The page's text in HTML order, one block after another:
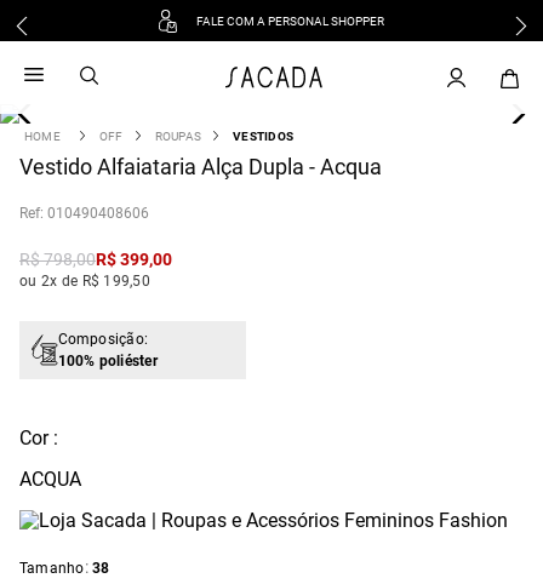
FALE COM A PERSONAL SHOPPER
OFF ROUPAS VESTIDOS
Vestido Alfaiataria Alça Dupla - Acqua
: 010490408606
R$798,00R$399,00
ou 2x de R$ 199,50
Composição:
100% poliéster
Cor :
ACQUA
Tamanho: 38
vestido
3 º blusa
º tricot
º macacão
jeans
vestido curto